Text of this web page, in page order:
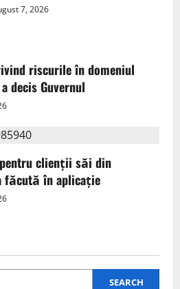
7, 2026
riscurile în domeniul
decis Guvernul
clienții săi din
făcută în aplicație
SEARCH